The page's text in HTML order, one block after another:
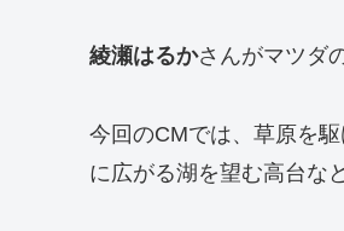
綾瀬はるかさんがマツダ
今回のCMでは、草原を
に広がる湖を望む高台な